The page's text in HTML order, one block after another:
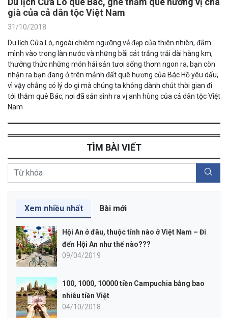
già của cả dân tộc Việt Nam
31/10/2018
Du lịch Cửa Lò, ngoài chiêm ngưỡng vẻ đẹp của thiên nhiên, đắm
mình vào trong làn nước và những bãi cát trắng trải dài hàng km,
thưởng thức những món hải sản tươi sống thơm ngon ra, bạn còn
nhận ra bạn đang ở trên mảnh đất quê hương của Bác Hồ yêu dấu,
vì vậy chẳng có lý do gì mà chúng ta không dành chút thời gian đi
tới thăm quê Bác, nơi đã sản sinh ra vị anh hùng của cả dân tộc Việt
Nam
TÌM BÀI VIẾT
Xem nhiều nhất Bài mới
Hội An ở đâu, thuộc tỉnh nào ở Việt Nam – Đi
đến Hội An như thế nào???
09/04/2019
100, 1000, 10000 tiền Campuchia bằng bao
nhiêu tiền Việt
04/10/2018